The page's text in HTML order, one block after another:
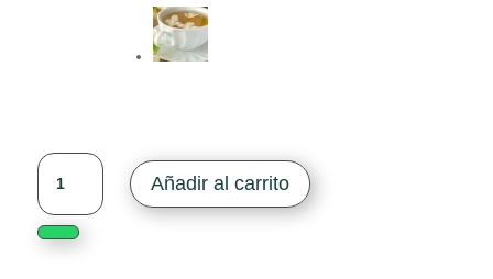
White
Tea
cantidad
Añadir al carrito